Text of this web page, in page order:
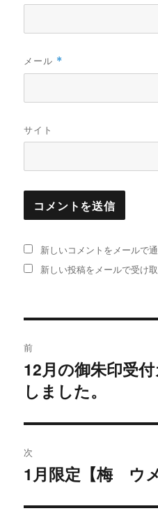
メール *
サイト
新しいコメントをメールで
新しい投稿をメールで受け
稿
ナ
ビ
ゲ
ー
シ
前
過
去
投
稿:
12月の御朱印受
しました。
次
次
投
1月限定【梅 ウ